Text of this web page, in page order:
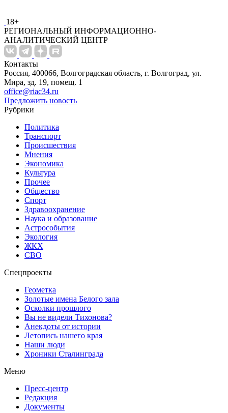
18+
РЕГИОНАЛЬНЫЙ ИНФОРМАЦИОННО-
АНАЛИТИЧЕСКИЙ ЦЕНТР
Контакты
Россия, 400066, Волгоградская область, г. Волгоград, ул.
Мира, зд. 19, помещ. 1
office@riac34.ru
Предложить новость
Рубрики
Политика
Транспорт
Происшествия
Мнения
Экономика
Культура
Прочее
Общество
Спорт
Здравоохранение
Наука и образование
Астрособытия
Экология
ЖКХ
СВО
Спецпроекты
Геометка
Золотые имена Белого зала
Осколки прошлого
Вы не видели Тихонова?
Анекдоты от истории
Летопись нашего края
Наши люди
Хроники Сталинграда
Меню
Пресс-центр
Редакция
Документы